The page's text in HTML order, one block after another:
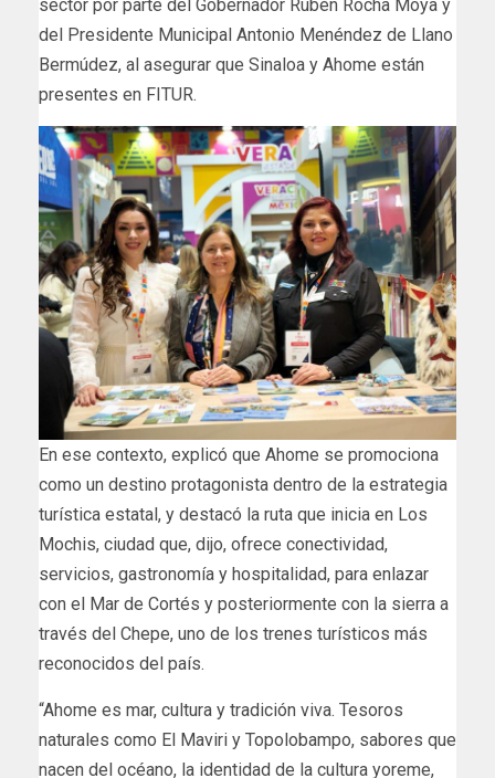
sector por parte del Gobernador Rubén Rocha Moya y
del Presidente Municipal Antonio Menéndez de Llano
Bermúdez, al asegurar que Sinaloa y Ahome están
presentes en FITUR.
En ese contexto, explicó que Ahome se promociona
como un destino protagonista dentro de la estrategia
turística estatal, y destacó la ruta que inicia en Los
Mochis, ciudad que, dijo, ofrece conectividad,
servicios, gastronomía y hospitalidad, para enlazar
con el Mar de Cortés y posteriormente con la sierra a
través del Chepe, uno de los trenes turísticos más
reconocidos del país.
“Ahome es mar, cultura y tradición viva. Tesoros
naturales como El Maviri y Topolobampo, sabores que
nacen del océano, la identidad de la cultura yoreme,